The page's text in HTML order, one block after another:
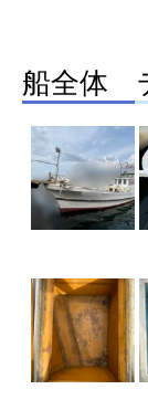
船全体